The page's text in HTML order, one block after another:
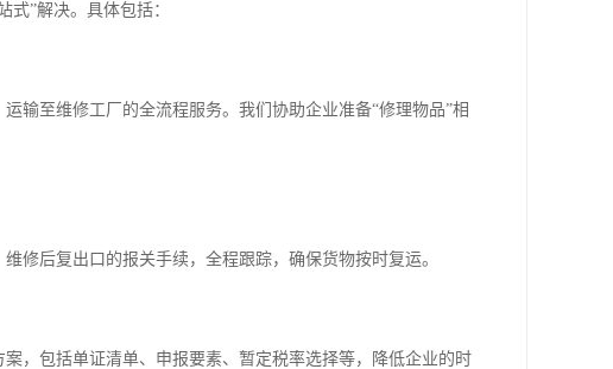
”解决。具体包括：
输至维修工厂的全流程服务。我们协助企业准备“修理物品”相
修后复出口的报关手续，全程跟踪，确保货物按时复运。
，包括单证清单、申报要素、暂定税率选择等，降低企业的时